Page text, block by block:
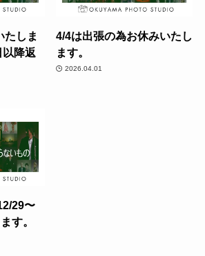
たしま
降返
4/4は出張の為お休みいたし
ます。
2026.04.01
29〜
す。